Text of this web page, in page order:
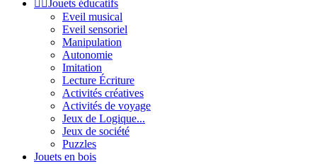
 Jouets éducatifs
Eveil musical
Eveil sensoriel
Manipulation
Autonomie
Imitation
Lecture Écriture
Activités créatives
Activités de voyage
Jeux de Logique...
Jeux de société
Puzzles
Jouets en bois